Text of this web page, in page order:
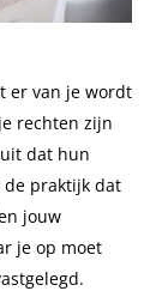
er van je wordt
rechten zijn
dat hun
de praktijk dat
jouw
je op moet